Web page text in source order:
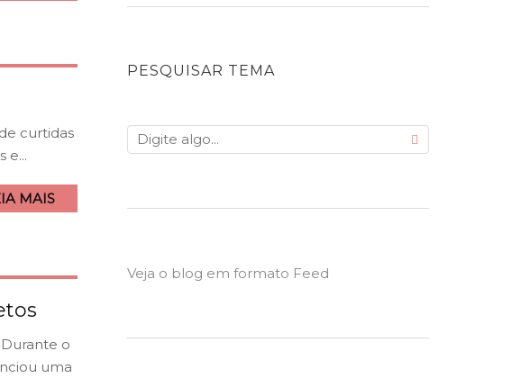
curtidas
e...
MAIS
o
uma
PESQUISAR TEMA
Veja o blog em formato Feed